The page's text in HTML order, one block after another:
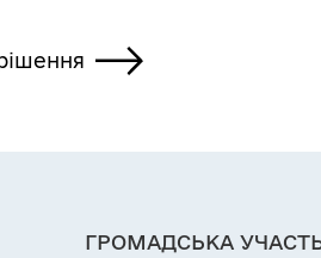
ГРОМАДСЬКА